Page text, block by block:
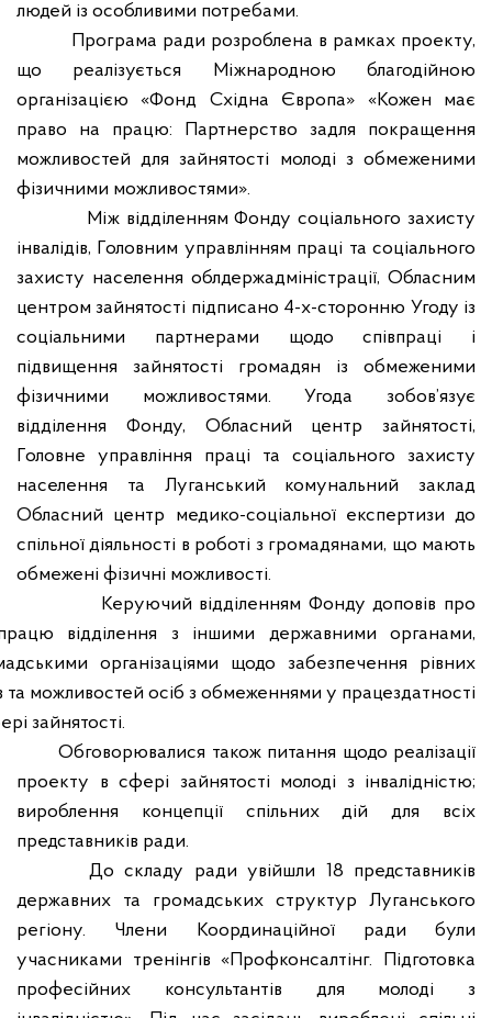
людей із особливими потребами.
Програма ради розроблена в рамках проекту,
що реалізується Міжнародною благодійною
організацією «Фонд Східна Європа» «Кожен має
право на працю: Партнерство задля покращення
можливостей для зайнятості молоді з обмеженими
фізичними можливостями».
Між відділенням Фонду соціального захисту
інвалідів, Головним управлінням праці та соціального
захисту населення облдержадміністрації, Обласним
центром зайнятості підписано 4-х-сторонню Угоду із
соціальними партнерами щодо співпраці і
підвищення зайнятості громадян із обмеженими
фізичними можливостями. Угода зобов’язує
відділення Фонду, Обласний центр зайнятості,
Головне управління праці та соціального захисту
населення та Луганський комунальний заклад
Обласний центр медико-соціальної експертизи до
спільної діяльності в роботі з громадянами, що мають
обмежені фізичні можливості.
Керуючий відділенням Фонду доповів про
відділення з іншими державними органами,
організаціями щодо забезпечення рівних
та можливостей осіб з обмеженнями у працездатності
зайнятості.
Обговорювалися також питання щодо реалізації
проекту в сфері зайнятості молоді з інвалідністю;
вироблення концепції спільних дій для всіх
представників ради.
До складу ради увійшли 18 представників
державних та громадських структур Луганського
регіону. Члени Координаційної ради були
учасниками тренінгів «Профконсалтінг. Підготовка
професійних консультантів для молоді з